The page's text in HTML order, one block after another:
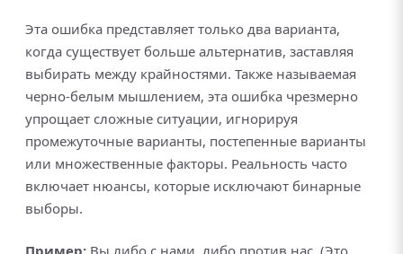
Эта ошибка представляет только два варианта,
когда существует больше альтернатив, заставляя
выбирать между крайностями. Также называемая
черно-белым мышлением, эта ошибка чрезмерно
упрощает сложные ситуации, игнорируя
промежуточные варианты, постепенные варианты
или множественные факторы. Реальность часто
включает нюансы, которые исключают бинарные
выборы.
Пример: Вы либо с нами, либо против нас. (Это